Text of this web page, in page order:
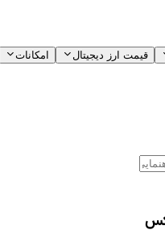
قیمت ارز دیجیتال امکانات